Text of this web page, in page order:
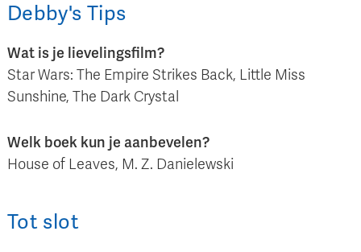
Debby's Tips
Wat is je lievelingsfilm?
Star Wars: The Empire Strikes Back, Little Miss
Sunshine, The Dark Crystal
Welk boek kun je aanbevelen?
House of Leaves, M. Z. Danielewski
Tot slot